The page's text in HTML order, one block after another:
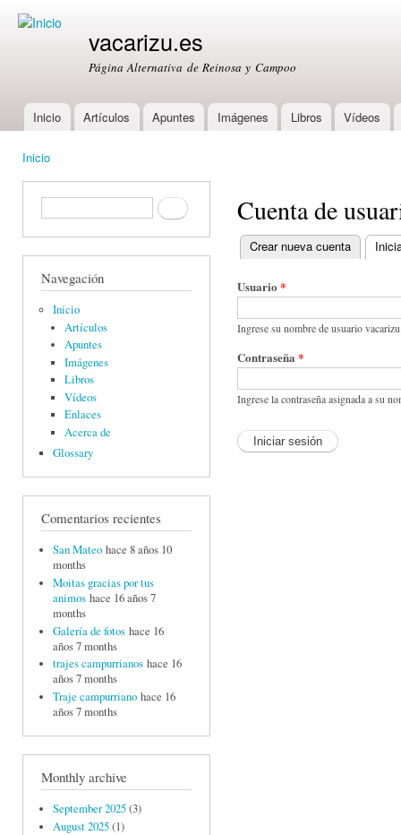
vacarizu.es
Página Alternativa de Reinosa y Campoo
Main menu
Inicio Artículos Apuntes Imágenes Libros Vídeos
Inicio
Formulario de búsquedaBuscar
Navegación
Inicio
Artículos
Apuntes
Imágenes
Libros
Vídeos
Enlaces
Acerca de
Glossary
Comentarios recientes
San Mateo hace 8 años 10
months
Moitas gracias por tus
animos hace 16 años 7
months
Galería de fotos hace 16
años 7 months
trajes campurrianos hace 16
años 7 months
Traje campurriano hace 16
años 7 months
Monthly archive
September 2025(3)
August 2025(1)
Cuenta de
Primary tabs
Crear nueva cuenta
Usuario *
Ingrese su nombre de usuario
Contraseña *
Ingrese la contraseña asignada a su